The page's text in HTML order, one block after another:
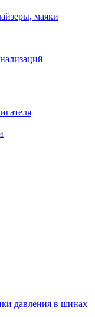
маяки
давления в шинах